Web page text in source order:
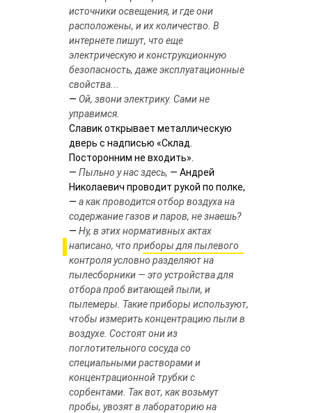
источники освещения, и где они
расположены, и их количество. В
интернете пишут, что еще
электрическую и конструкционную
безопасность, даже эксплуатационные
свойства...
— Ой, звони электрику. Сами не
управимся.
Славик открывает металлическую
дверь с надписью «Склад.
Посторонним не входить».
— Пыльно у нас здесь, — Андрей
Николаевич проводит рукой по полке,
— а как проводится отбор воздуха на
содержание газов и паров, не знаешь?
— Ну, в этих нормативных актах
написано, что приборы для пылевого
контроля условно разделяют на
пылесборники — это устройства для
отбора проб витающей пыли, и
пылемеры. Такие приборы используют,
чтобы измерить концентрацию пыли в
воздухе. Состоят они из
поглотительного сосуда со
специальными растворами и
концентрационной трубки с
сорбентами. Так вот, как возьмут
пробы, увозят в лабораторию на